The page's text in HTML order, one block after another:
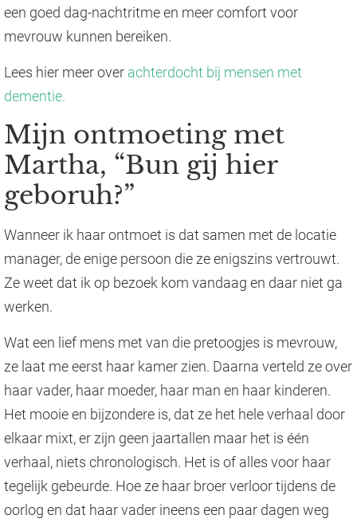
een goed dag-nachtritme en meer comfort voor
mevrouw kunnen bereiken.
Lees hier meer over achterdocht bij mensen met
dementie.
Mijn ontmoeting met
Martha, “Bun gij hier
geboruh?”
Wanneer ik haar ontmoet is dat samen met de locatie
manager, de enige persoon die ze enigszins vertrouwt.
Ze weet dat ik op bezoek kom vandaag en daar niet ga
werken.
Wat een lief mens met van die pretoogjes is mevrouw,
ze laat me eerst haar kamer zien. Daarna verteld ze over
haar vader, haar moeder, haar man en haar kinderen.
Het mooie en bijzondere is, dat ze het hele verhaal door
elkaar mixt, er zijn geen jaartallen maar het is één
verhaal, niets chronologisch. Het is of alles voor haar
tegelijk gebeurde. Hoe ze haar broer verloor tijdens de
oorlog en dat haar vader ineens een paar dagen weg